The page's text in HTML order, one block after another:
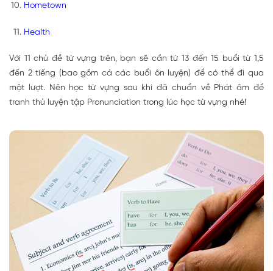
Hometown
Health
Với 11 chủ đề từ vựng trên, bạn sẽ cần từ 13 đến 15 buổi từ 1,5
đến 2 tiếng (bao gồm cả các buổi ôn luyện) để có thể đi qua
một lượt. Nên học từ vựng sau khi đã chuẩn về Phát âm để
tranh thủ luyện tập Pronunciation trong lúc học từ vựng nhé!